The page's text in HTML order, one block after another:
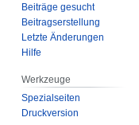
Beiträge gesucht
Beitragserstellung
Letzte Änderungen
Hilfe
Werkzeuge
Spezialseiten
Druckversion